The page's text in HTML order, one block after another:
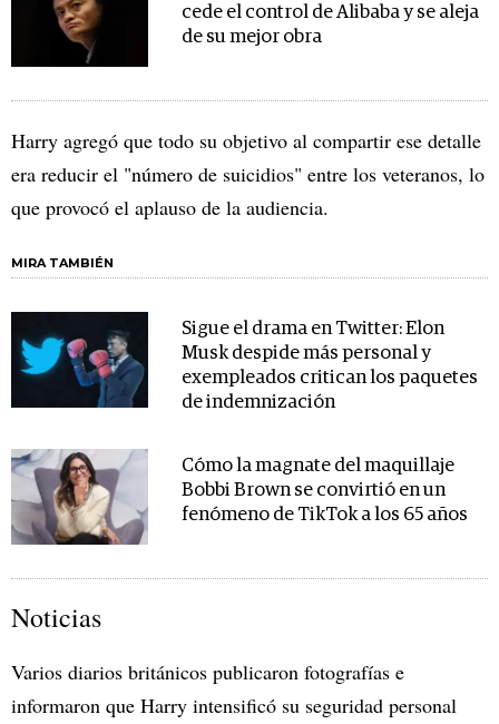
cede el control de Alibaba y se aleja
de su mejor obra
Harry agregó que todo su objetivo al compartir ese detalle
era reducir el "número de suicidios" entre los veteranos, lo
que provocó el aplauso de la audiencia.
MIRA TAMBIÉN
Sigue el drama en Twitter: Elon
Musk despide más personal y
exempleados critican los paquetes
de indemnización
Cómo la magnate del maquillaje
Bobbi Brown se convirtió en un
fenómeno de TikTok a los 65 años
Noticias
Varios diarios británicos publicaron fotografías e
informaron que Harry intensificó su seguridad personal